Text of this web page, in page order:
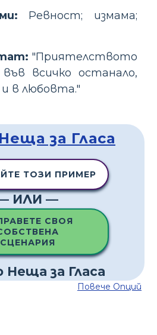
Ревност; измама;
"Приятелството
всичко останало,
в любовта."
за Гласа
ТОЗИ ПРИМЕР
ИЛИ —
СВОЯ
СЦЕНАРИЯ
Повече Опций